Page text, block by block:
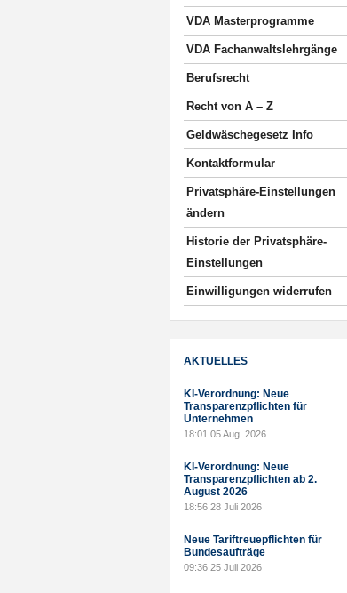
VDA Masterprogramme
VDA Fachanwaltslehrgänge
Berufsrecht
Recht von A – Z
Geldwäschegesetz Info
Kontaktformular
Privatsphäre-Einstellungen
ändern
Historie der Privatsphäre-
Einstellungen
Einwilligungen widerrufen
AKTUELLES
KI-Verordnung: Neue
Transparenzpflichten für
Unternehmen
18:01 05 Aug. 2026
KI-Verordnung: Neue
Transparenzpflichten ab 2.
August 2026
18:56 28 Juli 2026
Neue Tariftreuepflichten für
Bundesaufträge
09:36 25 Juli 2026